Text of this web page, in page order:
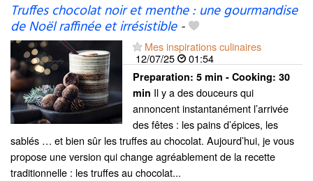
Truffes chocolat noir et menthe : une gourmandise
de Noël raffinée et irrésistible-
Mes inspirations culinaires
12/07/25
01:54
Preparation: 5 min - Cooking: 30
min Il y a des douceurs qui
annoncent instantanément l’arrivée
des fêtes : les pains d’épices, les
sablés … et bien sûr les truffes au chocolat. Aujourd’hui, je vous
propose une version qui change agréablement de la recette
traditionnelle : les truffes au chocolat...